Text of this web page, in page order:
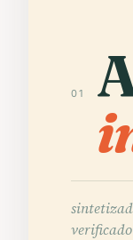
01